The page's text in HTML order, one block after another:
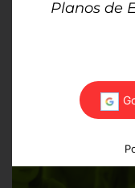
Saiba o que é
Planos de